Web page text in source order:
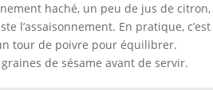
haché, un peu de jus de
l’assaisonnement. En pratique,
tour de poivre pour équilibrer.
de sésame avant de servir.